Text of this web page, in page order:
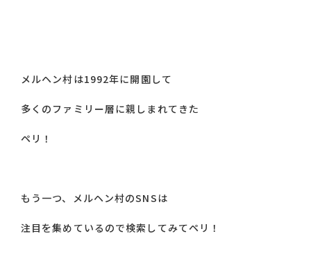
メルヘン村は1992年に開園して
多くのファミリー層に親しまれてきた
ペリ！
もう一つ、メルヘン村のSNSは
注目を集めているので検索してみてペリ！